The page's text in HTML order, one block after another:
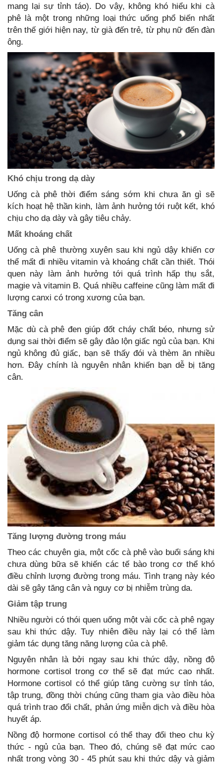
mang lại sự tỉnh táo). Do vậy, không khó hiểu khi cà
phê là một trong những loại thức uống phổ biến nhất
trên thế giới hiện nay, từ già đến trẻ, từ phụ nữ đến đàn
ông.
Khó chịu trong dạ dày
Uống cà phê thời điểm sáng sớm khi chưa ăn gì sẽ
kích hoạt hệ thần kinh, làm ảnh hưởng tới ruột kết, khó
chịu cho dạ dày và gây tiêu chảy.
Mất khoáng chất
Uống cà phê thường xuyên sau khi ngủ dậy khiến cơ
thể mất đi nhiều vitamin và khoáng chất cần thiết. Thói
quen này làm ảnh hưởng tới quá trình hấp thụ sắt,
magie và vitamin B. Quá nhiều caffeine cũng làm mất đi
lượng canxi có trong xương của bạn.
Tăng cân
Mặc dù cà phê đen giúp đốt cháy chất béo, nhưng sử
dụng sai thời điểm sẽ gây đảo lộn giấc ngủ của bạn. Khi
ngủ không đủ giấc, bạn sẽ thấy đói và thèm ăn nhiều
hơn. Đây chính là nguyên nhân khiến bạn dễ bị tăng
cân.
Tăng lượng đường trong máu
Theo các chuyên gia, một cốc cà phê vào buổi sáng khi
chưa dùng bữa sẽ khiến các tế bào trong cơ thể khó
điều chỉnh lượng đường trong máu. Tình trạng này kéo
dài sẽ gây tăng cân và nguy cơ bị nhiễm trùng da.
Giảm tập trung
Nhiều người có thói quen uống một vài cốc cà phê ngay
sau khi thức dậy. Tuy nhiên điều này lại có thể làm
giảm tác dụng tăng năng lượng của cà phê.
Nguyên nhân là bởi ngay sau khi thức dậy, nồng độ
hormone cortisol trong cơ thể sẽ đạt mức cao nhất.
Hormone cortisol có thể giúp tăng cường sự tỉnh táo,
tập trung, đồng thời chúng cũng tham gia vào điều hòa
quá trình trao đổi chất, phản ứng miễn dịch và điều hòa
huyết áp.
Nồng độ hormone cortisol có thể thay đổi theo chu kỳ
thức - ngủ của bạn. Theo đó, chúng sẽ đạt mức cao
nhất trong vòng 30 - 45 phút sau khi thức dậy và giảm